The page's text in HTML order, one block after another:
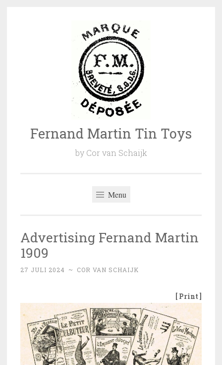
Fernand Martin Tin Toys
by Cor van Schaijk
Menu
Advertising Fernand Martin
1909
27 JULI 2024 ~ COR VAN SCHAIJK
[ Print ]